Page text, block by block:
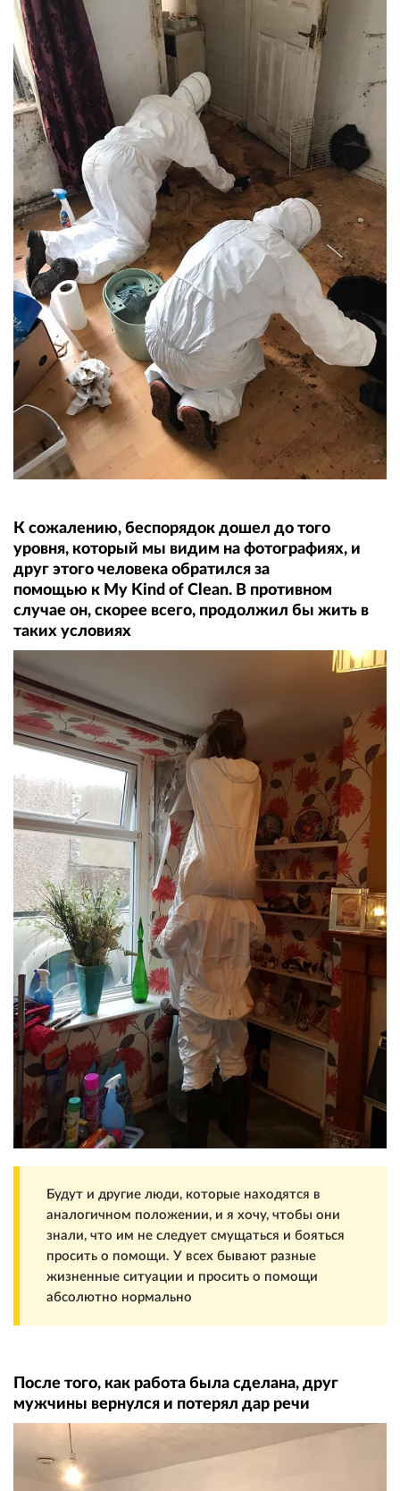
К сожалению, беспорядок дошел до того
уровня, который мы видим на фотографиях, и
друг этого человека обратился за
помощью к My Kind of Clean. В противном
случае он, скорее всего, продолжил бы жить в
таких условиях
Будут и другие люди, которые находятся в
аналогичном положении, и я хочу, чтобы они
знали, что им не следует смущаться и бояться
просить о помощи. У всех бывают разные
жизненные ситуации и просить о помощи
абсолютно нормально
После того, как работа была сделана, друг
мужчины вернулся и потерял дар речи